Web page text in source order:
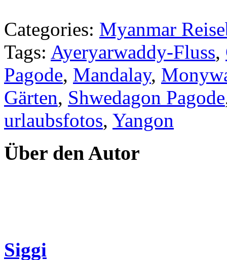
Categories: Myanmar
Tags: Ayeryarwaddy-Fluss,
Pagode, Mandalay,
Gärten, Shwedagon Pagode
urlaubsfotos, Yangon
Über den Autor
Siggi